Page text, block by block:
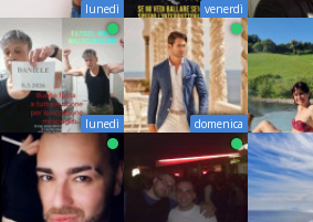
lunedì venerdì
lunedì domenica